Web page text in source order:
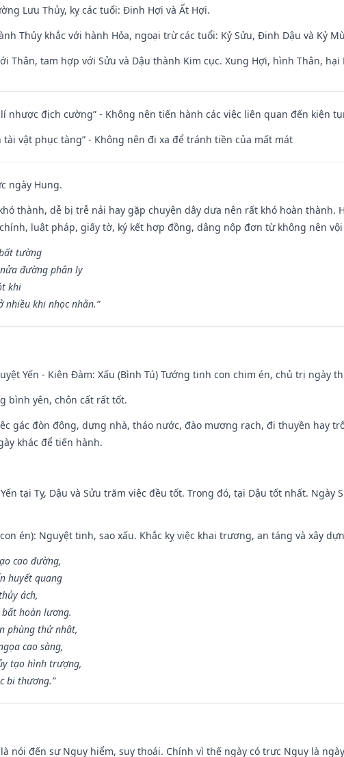
Lưu Thủy, kỵ các tuổi: Đinh Hợi và Ất Hợi.
Thủy khắc với hành Hỏa, ngoại trừ các tuổi: Kỷ Sửu, Đinh Dậu và Kỷ
Thân, tam hợp với Sửu và Dậu thành Kim cục. Xung Hợi, hình Thân, hại
nhược địch cường” - Không nên tiến hành các việc liên quan đến kiện
tài vật phục tàng” - Không nên đi xa để tránh tiền của mất mát
ngày Hung.
thành, dễ bị trễ nải hay gặp chuyện dây dưa nên rất khó hoàn
luật pháp, giấy tờ, ký kết hợp đồng, dâng nộp đơn từ không nên vội
tường
đường phân ly
khi
khi nhọc nhằn.”
Yến - Kiên Đàm: Xấu (Bình Tú) Tướng tinh con chim én, chủ trị ngày
bình yên, chôn cất rất tốt.
gác đòn đông, dựng nhà, tháo nước, đào mương rạch, đi thuyền hay
khác để tiến hành.
tại Tỵ, Dậu và Sửu trăm việc đều tốt. Trong đó, tại Dậu tốt nhất. Ngày
én): Nguyệt tinh, sao xấu. Khắc kỵ việc khai trương, an táng và xây
cao đường,
huyết quang
ách,
hoàn lương.
phùng thử nhật,
cao sàng,
tạo hình trượng,
bi thương.”
nói đến sự Nguy hiểm, suy thoái. Chính vì thế ngày có trực Nguy là